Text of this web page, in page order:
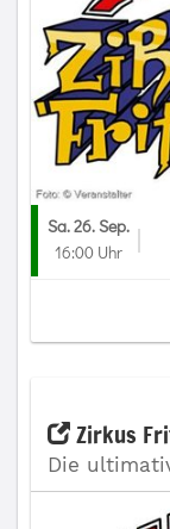
Sa. 26. Sep.
16:00 Uhr
Zirkus
Die